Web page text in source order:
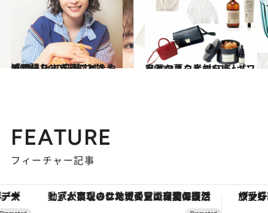
2021.4.7
「頑張りすぎることをやめました」 広瀬すず流“キレイの秘訣”とは？
カルチャー 2021.2.2
上質なエコ素材を楽しむ 日々の暮らしのSDGsギフト
ライフスタイル
FEATURE
フィーチャー記事
「大事なのは地域の意識を変えること」。ロレックス賞受賞の自然保護活動家が実現させたナイジェリアの自然環境の復活 ヴァシュロン・コンスタン